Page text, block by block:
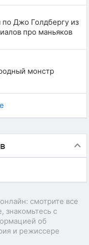
по Джо Голдбергу из
про маньяков
монстр
смотрите все
знакомьтесь с
об
и режиссере